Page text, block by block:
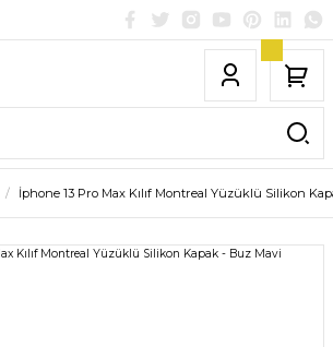
İphone 13 Pro Max Kılıf Montreal Yüzüklü Silikon